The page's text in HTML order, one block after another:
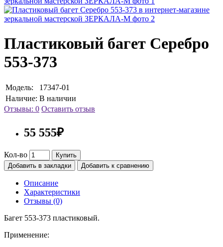
Пластиковый багет Серебро
553-373
Модель:
17347-01
Наличие: В наличии
Отзывы: 0 Оставить отзыв
55 555₽
Кол-во
Купить
Добавить в закладки
Добавить к сравнению
Описание
Характеристики
Отзывы (0)
Багет 553-373 пластиковый.
Применение: